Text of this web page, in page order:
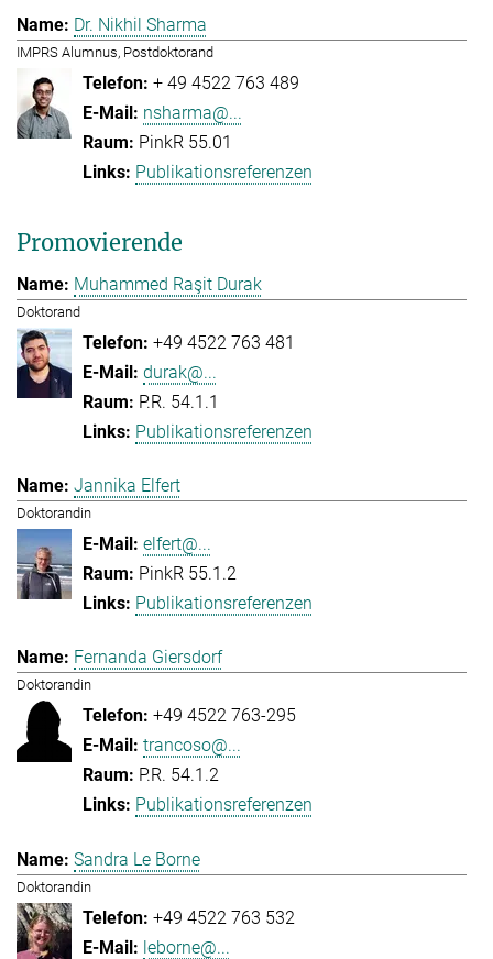
Dr. Nikhil Sharma
IMPRS Alumnus, Postdoktorand
+ 49 4522 763 489
nsharma@...
PinkR 55.01
Publikationsreferenzen
Promovierende
Muhammed Raşit Durak
Doktorand
+49 4522 763 481
durak@...
P.R. 54.1.1
Publikationsreferenzen
Jannika Elfert
Doktorandin
elfert@...
PinkR 55.1.2
Publikationsreferenzen
Fernanda Giersdorf
Doktorandin
+49 4522 763-295
trancoso@...
P.R. 54.1.2
Publikationsreferenzen
Sandra Le Borne
Doktorandin
+49 4522 763 532
leborne@...